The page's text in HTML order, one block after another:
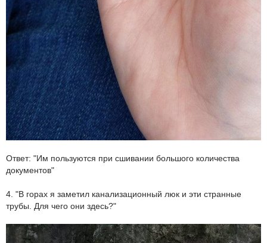
Ответ: "Им пользуются при сшивании большого количества
документов"
4. "В горах я заметил канализационный люк и эти странные
трубы. Для чего они здесь?"